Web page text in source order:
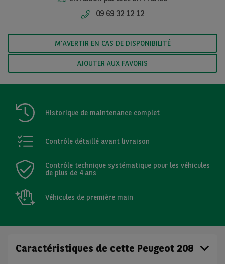
09 69 32 12 12
M'AVERTIR EN CAS DE DISPONIBILITÉ
AJOUTER AUX FAVORIS
Historique de maintenance complet
Contrôle détaillé avant livraison
Contrôle technique systématique pour les véhicules
de plus de 4 ans
Véhicules de première main
Caractéristiques de cette Peugeot 208